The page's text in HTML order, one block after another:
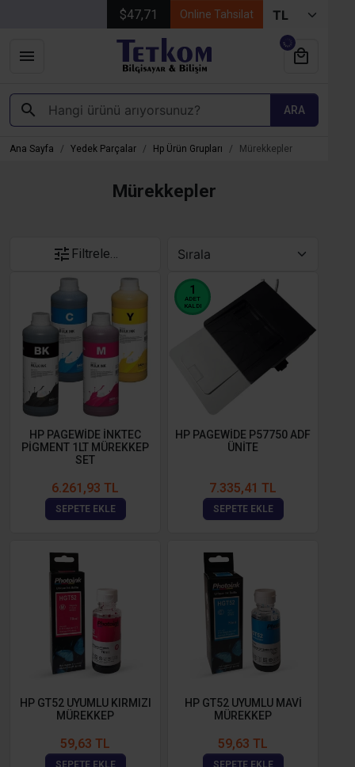
$47,71 Online Tahsilat
ARA
Ana Sayfa Yedek Parçalar Hp Ürün Grupları Mürekkepler
Mürekkepler
Filtrele…
HP PAGEWİDE İNKTEC
PİGMENT 1LT MÜREKKEP
SET
6.261,93 TL
SEPETE EKLE
1
ADET
KALDI
HP PAGEWİDE P57750 ADF
ÜNİTE
7.335,41 TL
SEPETE EKLE
HP GT52 UYUMLU KIRMIZI
MÜREKKEP
59,63 TL
HP GT52 UYUMLU MAVİ
MÜREKKEP
59,63 TL